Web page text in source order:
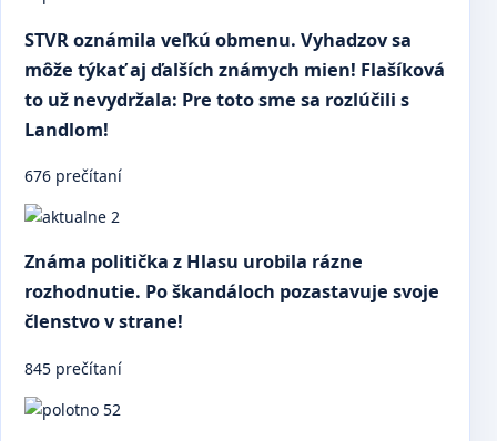
STVR oznámila veľkú obmenu. Vyhadzov sa
môže týkať aj ďalších známych mien! Flašíková
to už nevydržala: Pre toto sme sa rozlúčili s
Landlom!
676 prečítaní
Známa politička z Hlasu urobila rázne
rozhodnutie. Po škandáloch pozastavuje svoje
členstvo v strane!
845 prečítaní